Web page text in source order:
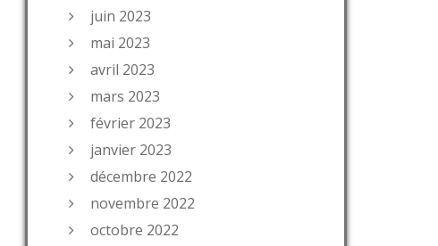
juin 2023
mai 2023
avril 2023
mars 2023
février 2023
janvier 2023
décembre 2022
novembre 2022
octobre 2022